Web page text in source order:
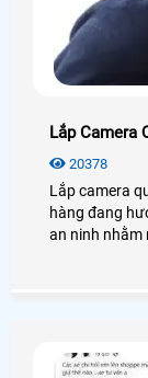
Lắp Camera
20378
Lắp camera
hàng đang
an ninh nhằm